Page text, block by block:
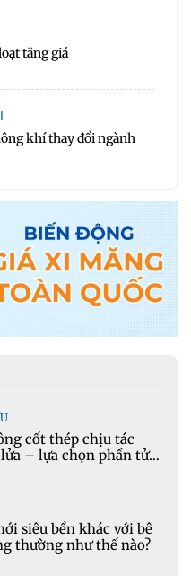
tăng giá
khí thay đổi ngành
cốt thép chịu tác
– lựa chọn phần tử
siêu bền khác với bê
thường như thế nào?